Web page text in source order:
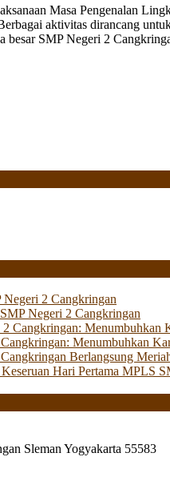
Masa Pengenalan
aktivitas dirancang
besar SMP Negeri 2
2 Cangkringan
Negeri 2 Cangkringan
Cangkringan: Menumbuhkan
Menumbuhkan
Berlangsung
Hari Pertama MPLS
Sleman Yogyakarta 55583